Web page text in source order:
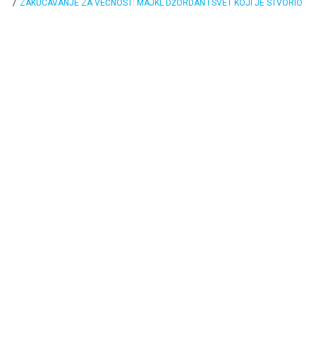
ZAKUCAVANJE ZA VEČNOST: MAJKL DŽORDAN I SVET KOJI JE STVORIO